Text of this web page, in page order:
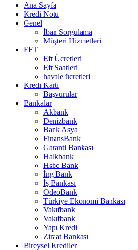
Ana Sayfa
Kredi Notu
Genel
İban Sorgulama
Müşteri Hizmetleri
EFT
Eft Ücretleri
Eft Saatleri
havale ücretleri
Kredi Kartı
Başvurular
Bankalar
Akbank
Denizbank
Bank Asya
FinansBank
Garanti Bankası
Halkbank
Hsbc Bank
İng Bank
İş Bankası
OdeoBank
Türkiye Ekonomi Bankası
Vakıfbank
Vakıfbank
Yapı Kredi
Ziraat Bankası
Bireysel Krediler